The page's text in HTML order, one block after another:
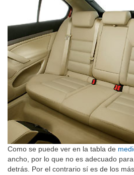
Como se puede ver en la tabla de
ancho, por lo que no es adecuado
detrás. Por el contrario sí es de los